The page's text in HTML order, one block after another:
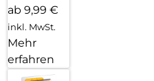
ab 9,99 €
inkl. MwSt.
Mehr
erfahren